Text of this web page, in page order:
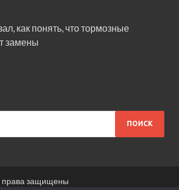
как понять, что тормозные
замены
права защищены